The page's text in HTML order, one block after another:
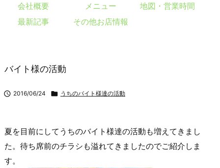
会社概要 メニュー
地図・営業時間
最新記事
その他お店情報
バイト様の活動
 2016/06/24  うちのバイト様達の活動
夏を目前にしてうちのバイト様達の活動も増えてきまし
た。待ち席前のチラシも溢れてきましたのでご紹介しま
す。